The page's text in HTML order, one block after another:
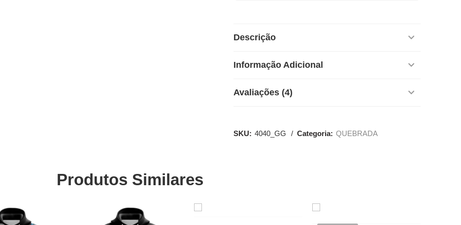
Descrição
Informação Adicional
Avaliações (4)
SKU: 4040_GG Categoria: QUEBRADA
Produtos Similares